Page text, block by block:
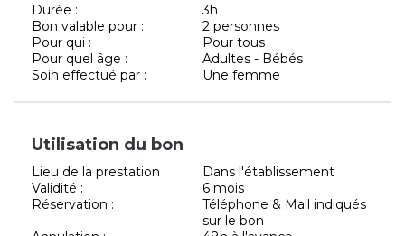
Durée :
3h
Bon valable pour :
2 personnes
Pour qui :
Pour tous
Pour quel âge :
Adultes - Bébés
Soin effectué par :
Une femme
Utilisation du bon
Lieu de la prestation :
Dans l'établissement
Validité :
6 mois
Réservation :
Téléphone & Mail indiqués
sur le bon